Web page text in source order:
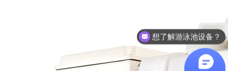
想了解游泳池设备？
咨询泳池设备价格